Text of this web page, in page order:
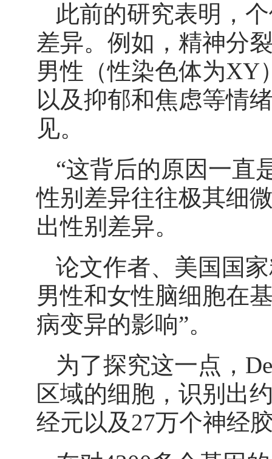
此前的研究表明，
差异。例如，精神分
男性（性染色体为XY
以及抑郁和焦虑等情
见。
“这背后的原因一直
性别差异往往极其细
出性别差异。
论文作者、美国国
男性和女性脑细胞在
病变异的影响”。
为了探究这一点，
区域的细胞，识别出
经元以及27万个神经